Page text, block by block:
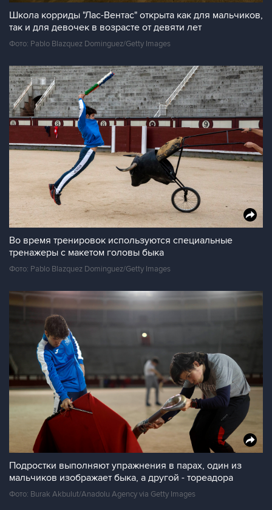
Школа корриды "Лас-Вентас" открыта как для мальчиков,
так и для девочек в возрасте от девяти лет
Фото: Pablo Blazquez Dominguez/Getty Images
Во время тренировок используются специальные
тренажеры с макетом головы быка
Фото: Pablo Blazquez Dominguez/Getty Images
Подростки выполняют упражнения в парах, один из
мальчиков изображает быка, а другой - тореадора
Фото: Burak Akbulut/Anadolu Agency via Getty Images